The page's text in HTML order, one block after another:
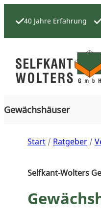
Inhalt40 Jahre Erfahrung
Gewächshäuser
Start / Ratgeber /
Selfkant-Wolters